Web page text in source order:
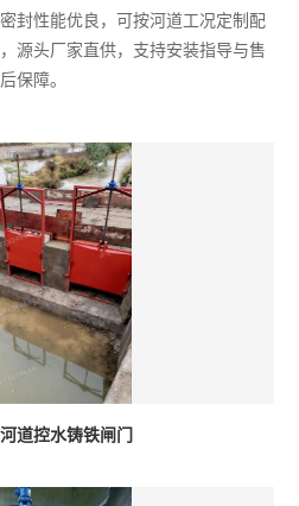
封性能优良，可按河道工况定制配
源头厂家直供，支持安装指导与售
后保障。
道控水铸铁闸门